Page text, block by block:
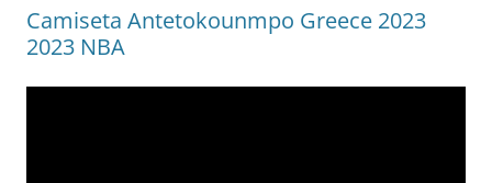
Camiseta Antetokounmpo Greece 2023
2023 NBA